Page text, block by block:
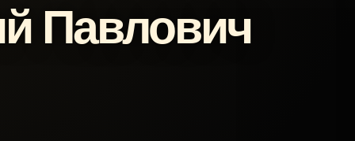
Павлович